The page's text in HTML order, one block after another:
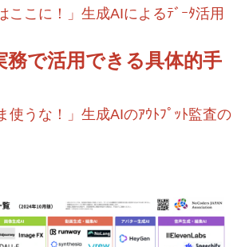
ここに！」生成AIによるﾃﾞｰﾀ活用
務で活用できる具体的手
使うな！」生成AIのｱｳﾄﾌﾟｯﾄ監査の